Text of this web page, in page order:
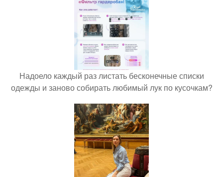
Надоело каждый раз листать бесконечные списки
одежды и заново собирать любимый лук по кусочкам?